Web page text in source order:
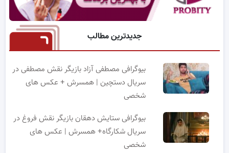
جدیدترین مطالب
بیوگرافی مصطفی آزاد بازیگر نقش مصطفی در
سریال دستچین | همسرش + عکس های
شخصی
بیوگرافی ستایش دهقان بازیگر نقش فروغ در
سریال شکارگاه+ همسرش | عکس های
شخصی